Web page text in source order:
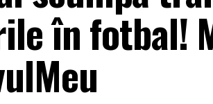
în fotbal!